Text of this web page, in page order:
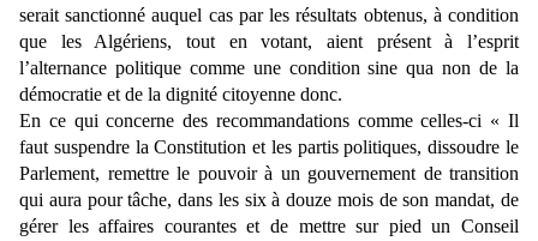
serait sanctionné auquel cas par les résultats obtenus, à condition
que les Algériens, tout en votant, aient présent à l’esprit
l’alternance politique comme une condition sine qua non de la
démocratie et de la dignité citoyenne donc.
En ce qui concerne des recommandations comme celles-ci « Il
faut suspendre la Constitution et les partis politiques, dissoudre le
Parlement, remettre le pouvoir à un gouvernement de transition
qui aura pour tâche, dans les six à douze mois de son mandat, de
gérer les affaires courantes et de mettre sur pied un Conseil